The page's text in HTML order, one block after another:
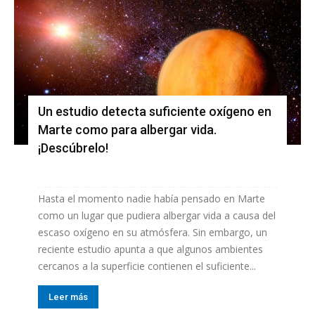
Un estudio detecta suficiente oxígeno en
Marte como para albergar vida.
¡Descúbrelo!
Hasta el momento nadie había pensado en Marte
como un lugar que pudiera albergar vida a causa del
escaso oxígeno en su atmósfera. Sin embargo, un
reciente estudio apunta a que algunos ambientes
cercanos a la superficie contienen el suficiente...
Leer más